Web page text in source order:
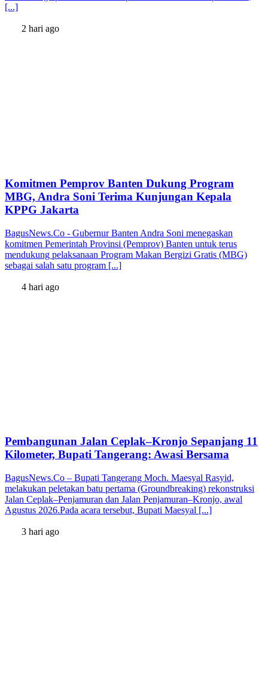
[...]
2 hari ago
Komitmen Pemprov Banten Dukung Program
MBG, Andra Soni Terima Kunjungan Kepala
KPPG Jakarta
BagusNews.Co - Gubernur Banten Andra Soni menegaskan
komitmen Pemerintah Provinsi (Pemprov) Banten untuk terus
mendukung pelaksanaan Program Makan Bergizi Gratis (MBG)
sebagai salah satu program [...]
4 hari ago
Pembangunan Jalan Ceplak–Kronjo Sepanjang 11
Kilometer, Bupati Tangerang: Awasi Bersama
BagusNews.Co – Bupati Tangerang Moch. Maesyal Rasyid,
melakukan peletakan batu pertama (Groundbreaking) rekonstruksi
Jalan Ceplak–Penjamuran dan Jalan Penjamuran–Kronjo, awal
Agustus 2026.Pada acara tersebut, Bupati Maesyal [...]
3 hari ago